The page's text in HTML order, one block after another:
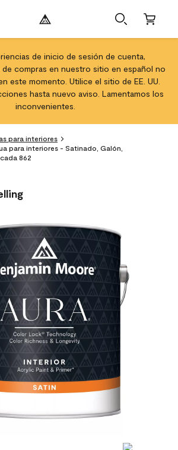
de inicio de sesión de cuenta,
compras en nuestro sitio en español no
este momento. Utilice el sitio de EE. UU.
hasta nuevo aviso. Lamentamos los
inconvenientes.
para interiores
para interiores - Satinado, Galón,
862